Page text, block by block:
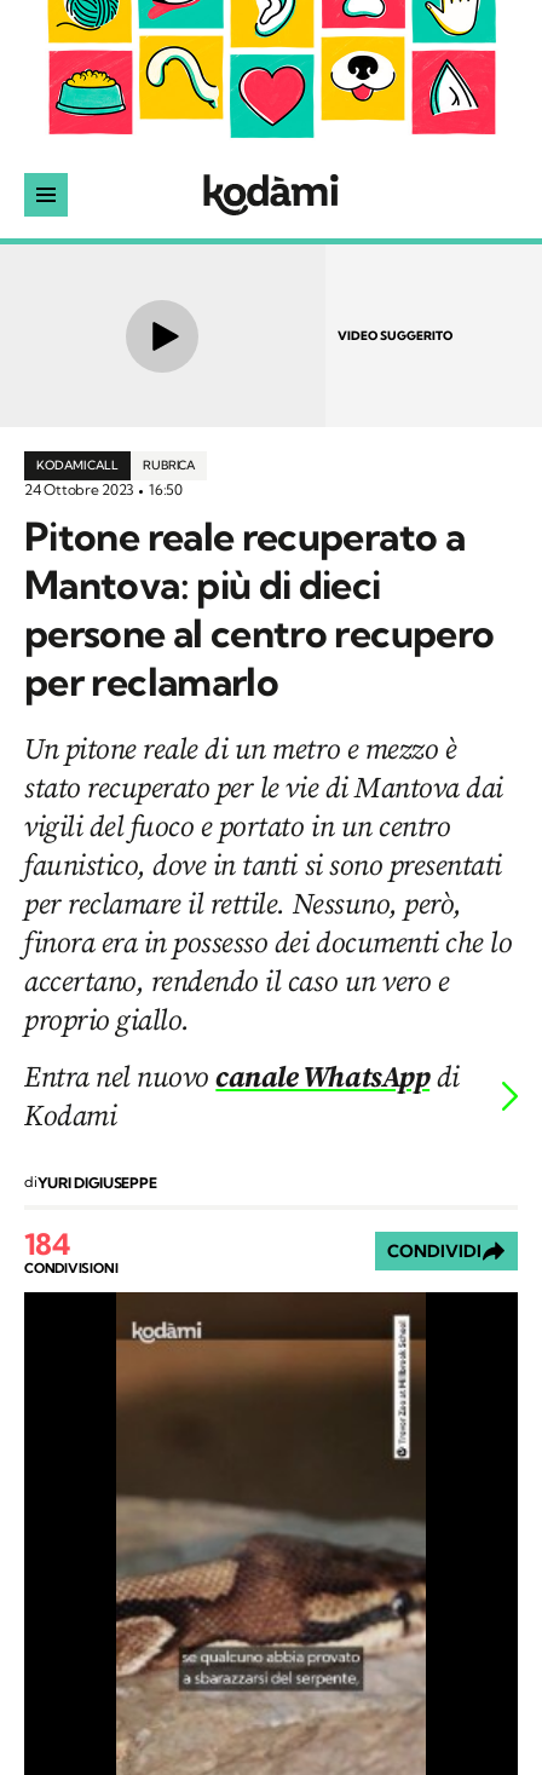
VIDEO SUGGERITO
KODAMI CALL RUBRICA
24 Ottobre 2023 16:50
Pitone reale recuperato a
Mantova: più di dieci
persone al centro recupero
per reclamarlo
Un pitone reale di un metro e mezzo è
stato recuperato per le vie di Mantova dai
vigili del fuoco e portato in un centro
faunistico, dove in tanti si sono presentati
per reclamare il rettile. Nessuno, però,
finora era in possesso dei documenti che lo
accertano, rendendo il caso un vero e
proprio giallo.
Entra nel nuovocanale WhatsAppdi
Kodami
diYURI DIGIUSEPPE
184
CONDIVISIONI
CONDIVIDI